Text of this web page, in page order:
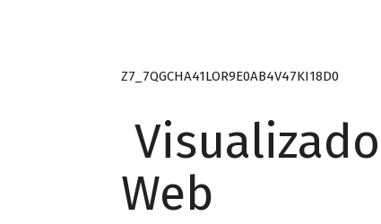
Z7_7QGCHA41LOR9E0AB4V47KI18D0
Web